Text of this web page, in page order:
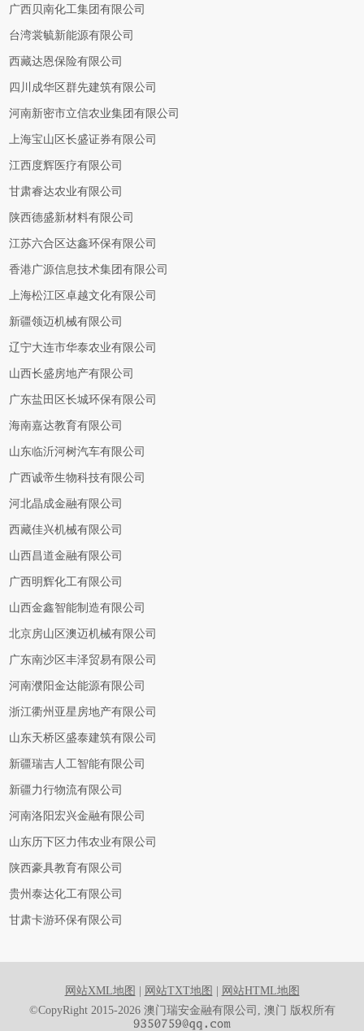
广西贝南化工集团有限公司
台湾裳毓新能源有限公司
西藏达恩保险有限公司
四川成华区群先建筑有限公司
河南新密市立信农业集团有限公司
上海宝山区长盛证券有限公司
江西度辉医疗有限公司
甘肃睿达农业有限公司
陕西德盛新材料有限公司
江苏六合区达鑫环保有限公司
香港广源信息技术集团有限公司
上海松江区卓越文化有限公司
新疆领迈机械有限公司
辽宁大连市华泰农业有限公司
山西长盛房地产有限公司
广东盐田区长城环保有限公司
海南嘉达教育有限公司
山东临沂河树汽车有限公司
广西诚帝生物科技有限公司
河北晶成金融有限公司
西藏佳兴机械有限公司
山西昌道金融有限公司
广西明辉化工有限公司
山西金鑫智能制造有限公司
北京房山区澳迈机械有限公司
广东南沙区丰泽贸易有限公司
河南濮阳金达能源有限公司
浙江衢州亚星房地产有限公司
山东天桥区盛泰建筑有限公司
新疆瑞吉人工智能有限公司
新疆力行物流有限公司
河南洛阳宏兴金融有限公司
山东历下区力伟农业有限公司
陕西豪具教育有限公司
贵州泰达化工有限公司
甘肃卡游环保有限公司
网站XML地图 网站TXT地图
网站HTML地图
©CopyRight 2015-2026 澳门瑞安金融有限公司, 澳门 版权所有